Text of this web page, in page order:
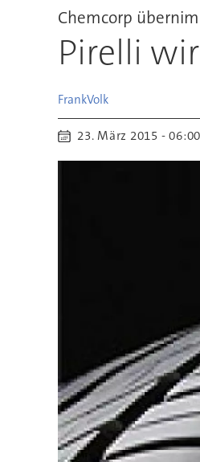
Chemcorp
Pirelli
FrankVolk
23. März 2015 - 06:00